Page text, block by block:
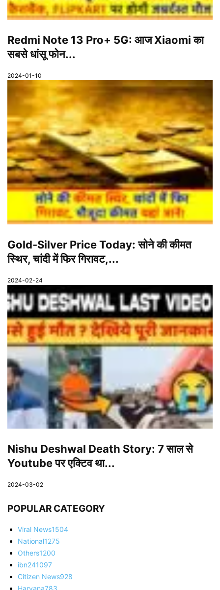
Redmi Note 13 Pro+ 5G: आज Xiaomi का
सबसे धांसू फोन...
2024-01-10
Gold-Silver Price Today: सोने की कीमत
स्थिर, चांदी में फिर गिरावट,...
2024-02-24
Nishu Deshwal Death Story: 7 साल से
Youtube पर एक्टिव था...
2024-03-02
POPULAR CATEGORY
Viral News1504
National1275
Others1200
ibn241097
Citizen News928